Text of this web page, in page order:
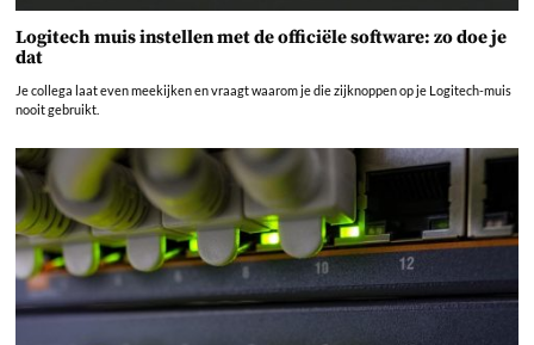
Logitech muis instellen met de officiële software: zo doe je
dat
Je collega laat even meekijken en vraagt waarom je die zijknoppen op je Logitech-muis
nooit gebruikt.